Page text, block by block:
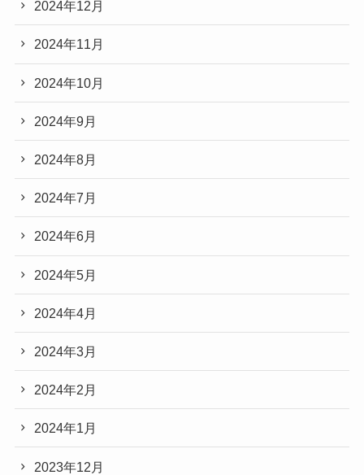
2024年12月
2024年11月
2024年10月
2024年9月
2024年8月
2024年7月
2024年6月
2024年5月
2024年4月
2024年3月
2024年2月
2024年1月
2023年12月